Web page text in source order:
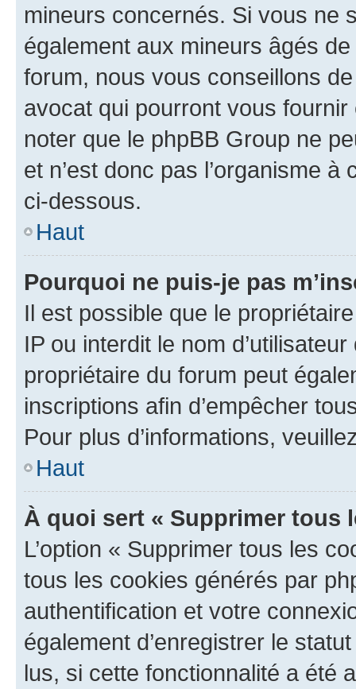
mineurs concernés. Si vous ne
également aux mineurs âgés
forum, nous vous conseillons
avocat qui pourront vous
noter que le phpBB Group ne
et n’est donc pas l’organisme
ci-dessous.
Haut
Pourquoi ne puis-je pas
Il est possible que le
IP ou interdit le nom
propriétaire du forum peut
inscriptions afin d’empêcher
Pour plus d’informations,
Haut
À quoi sert « Supprimer tous
L’option « Supprimer tous les
tous les cookies générés par
authentification et votre
également d’enregistrer le
lus, si cette fonctionnalité a été